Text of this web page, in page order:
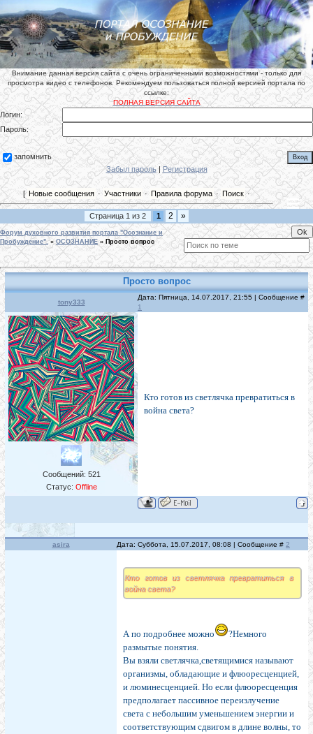
Внимание данная версия сайта с очень ограниченными возможностями - только для
просмотра видео с телефонов. Рекомендуем пользоваться полной версией портала по
ссылке:
ПОЛНАЯ ВЕРСИЯ САЙТА
Логин:
Пароль:
запомнить
Забыл пароль| Регистрация
[ Новые сообщения · Участники · Правила форума · Поиск·
Страница 1 из 2 1 2 »
Форум духовного развития портала "Осознание и
Пробуждение". » ОСОЗНАНИЕ » Просто вопрос
Просто вопрос
tony333
Дата: Пятница, 14.07.2017, 21:55 | Сообщение #
1
Сообщений: 521
Статус: Offline
Кто готов из светлячка превратиться в
война света?
asira Дата: Суббота, 15.07.2017, 08:08 | Сообщение # 2
Кто готов из светлячка превратиться в
война света?
А по подробнее можно
?Немного
размытые понятия.
Вы взяли светлячка,светящимися называют
организмы, обладающие и флюоресценцией,
и люминесценцией. Но если флюоресценция
предполагает пассивное переизлучение
света с небольшим уменьшением энергии и
соответствующим сдвигом в длине волны, то